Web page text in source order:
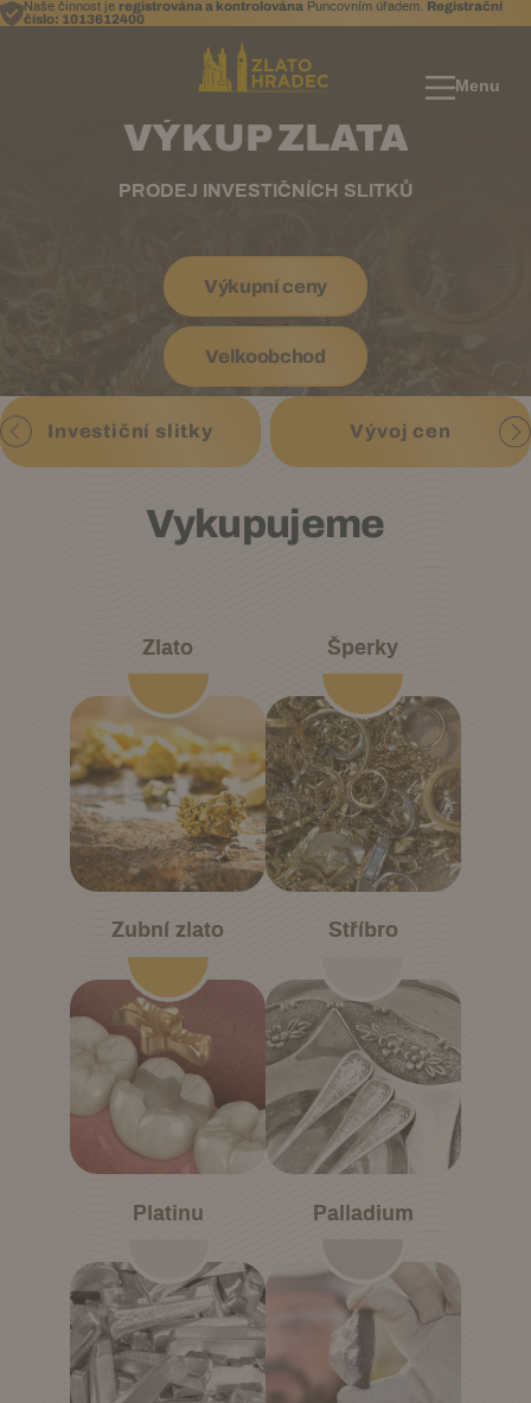
Naše činnost je registrována a kontrolována Puncovním úřadem. Registrační
číslo: 1013612400
Menu
VÝKUP ZLATA
PRODEJ INVESTIČNÍCH SLITKŮ
Výkupní ceny
Velkoobchod
Investiční slitky Vývoj cen
Vykupujeme
Zlato Šperky
Zubní zlato Stříbro
Platinu Palladium